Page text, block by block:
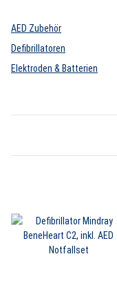
AED Zubehör
Defibrillatoren
Elektroden & Batterien